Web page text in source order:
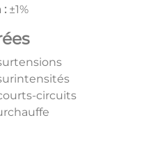
: ±1%
circuits